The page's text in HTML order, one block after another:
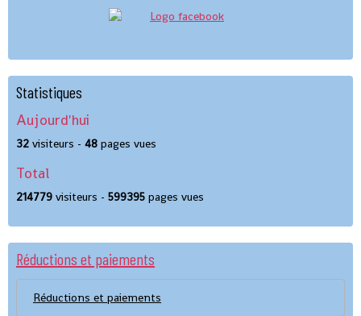
Statistiques
Aujourd'hui
32 visiteurs - 48 pages vues
Total
214779 visiteurs - 599395 pages vues
Réductions et paiements
Réductions et paiements